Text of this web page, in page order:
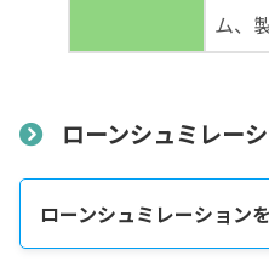
ム、
ローンシュミレー
ローンシュミレーション